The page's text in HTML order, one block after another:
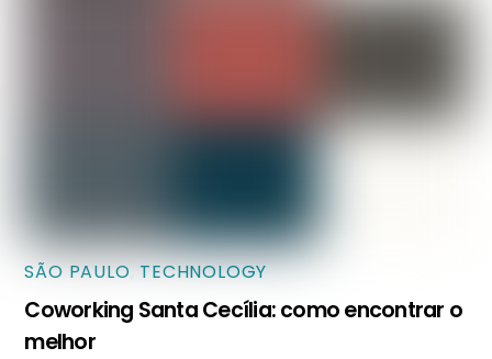
SÃO PAULO,TECHNOLOGY
Coworking Santa Cecília: como encontrar o
melhor